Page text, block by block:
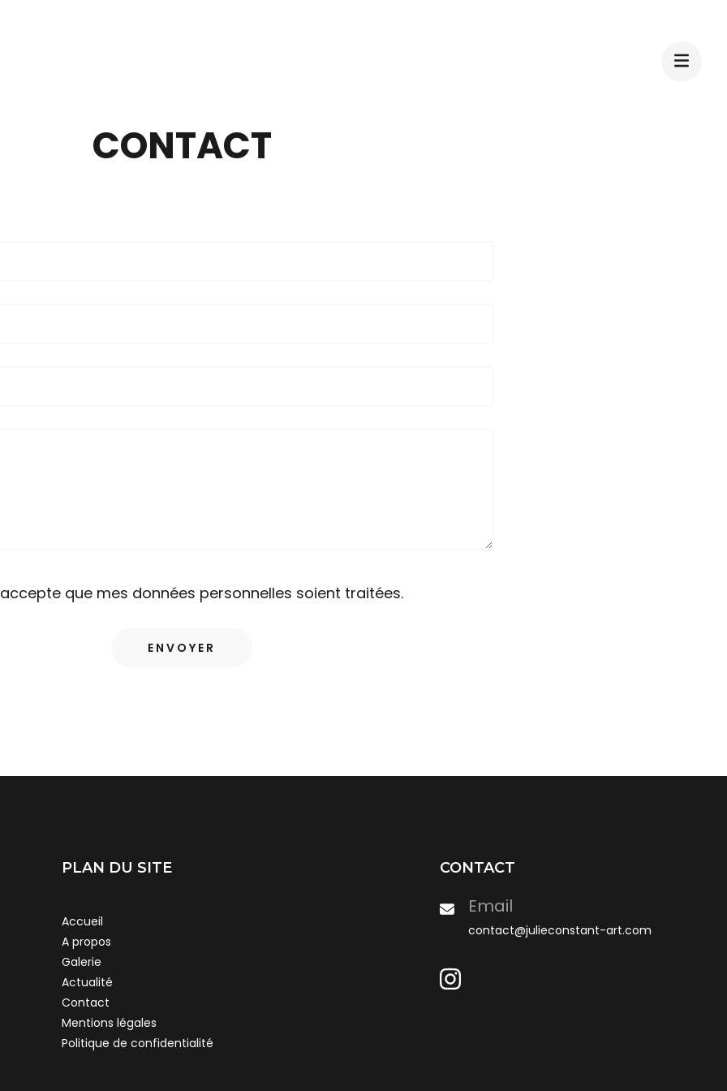
CONTACT
que mes données personnelles soient traitées.
PLAN DU SITE
Accueil
A propos
Galerie
Actualité
Contact
Mentions légales
Politique de confidentialité
CONTACT
Email
contact@julieconstant-art.com